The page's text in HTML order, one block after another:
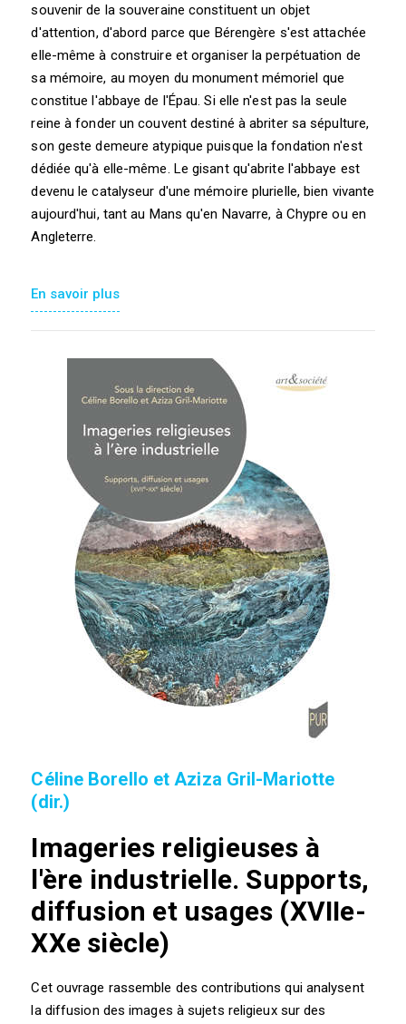
souvenir de la souveraine constituent un objet
d'attention, d'abord parce que Bérengère s'est attachée
elle-même à construire et organiser la perpétuation de
sa mémoire, au moyen du monument mémoriel que
constitue l'abbaye de l'Épau. Si elle n'est pas la seule
reine à fonder un couvent destiné à abriter sa sépulture,
son geste demeure atypique puisque la fondation n'est
dédiée qu'à elle-même. Le gisant qu'abrite l'abbaye est
devenu le catalyseur d'une mémoire plurielle, bien vivante
aujourd'hui, tant au Mans qu'en Navarre, à Chypre ou en
Angleterre.
En savoir plus
Céline Borello et Aziza Gril-Mariotte
(dir.)
Imageries religieuses à
l'ère industrielle. Supports,
diffusion et usages (XVIIe-
XXe siècle)
Cet ouvrage rassemble des contributions qui analysent
la diffusion des images à sujets religieux sur des